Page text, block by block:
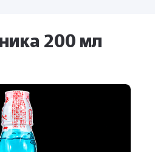
200 мл